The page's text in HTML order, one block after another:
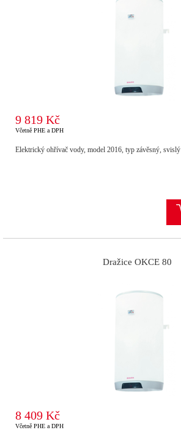
9 819 Kč
Včetně PHE a DPH
Elektrický ohřívač vody, model 2016, typ závěsný, svislý
Dražice OKCE 80
8 409 Kč
Včetně PHE a DPH